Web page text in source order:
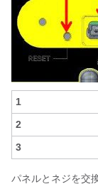
1
2
3
パネルとネジを交